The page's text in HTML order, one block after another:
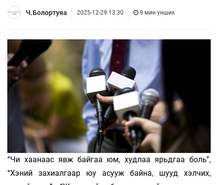
Ч.Болортуяа 2025-12-29 13:30 9 мин унших
“Чи хаанаас явж байгаа юм, худлаа ярьдгаа боль”,
“Хэний захиалгаар юу асууж байна, шууд хэлчих,